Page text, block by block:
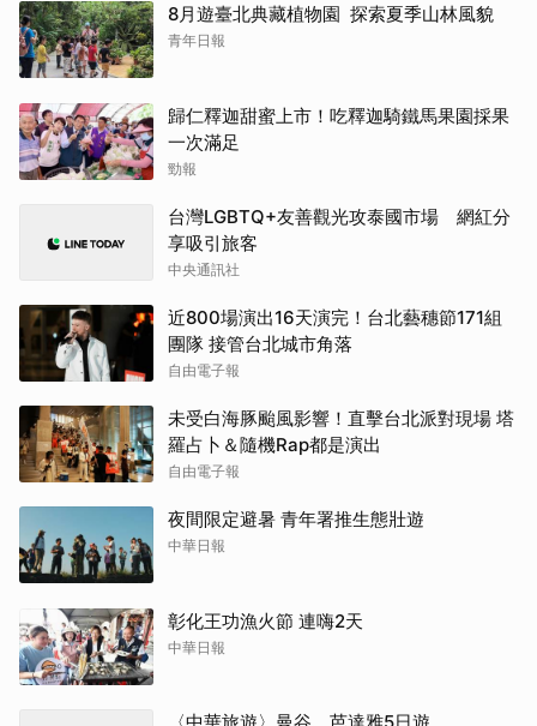
8月遊臺北典藏植物園 探索夏季山林風貌
青年日報
歸仁釋迦甜蜜上市！吃釋迦騎鐵馬果園採果
一次滿足
勁報
台灣LGBTQ+友善觀光攻泰國市場 網紅分
享吸引旅客
中央通訊社
近800場演出16天演完！台北藝穗節171組
團隊 接管台北城市角落
自由電子報
未受白海豚颱風影響！直擊台北派對現場 塔
羅占卜＆隨機Rap都是演出
自由電子報
夜間限定避暑 青年署推生態壯遊
中華日報
彰化王功漁火節 連嗨2天
中華日報